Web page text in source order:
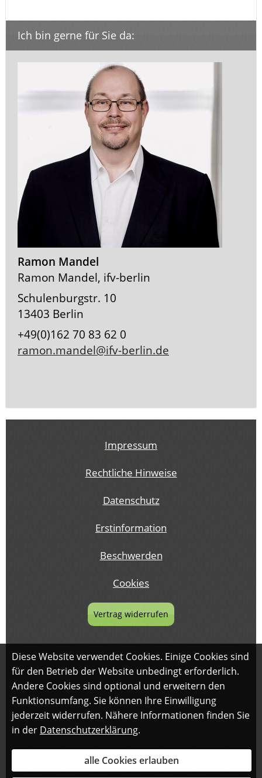
Ich bin gerne für Sie da:
Ramon Mandel
Ramon Mandel, ifv-berlin
Schulenburgstr. 10
13403 Berlin
+49(0)162 70 83 62 0
ramon.mandel@ifv-berlin.de
Impressum
Rechtliche Hinweise
Datenschutz
Erstinformation
Beschwerden
Cookies
Vertrag widerrufen
Diese Website verwendet Cookies. Einige Cookies sind
für den Betrieb der Website unbedingt erforderlich.
Andere Cookies sind optional und erweitern den
Funktionsumfang. Sie können Ihre Einwilligung
jederzeit widerrufen. Nähere Informationen finden Sie
in der Datenschutzerklärung.
alle Cookies erlauben